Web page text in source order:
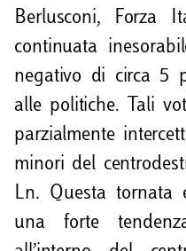
Berlusconi,
continuata
negativo di circa 5
alle politiche. Tali
parzialmente
minori del
Ln. Questa tornata
una forte